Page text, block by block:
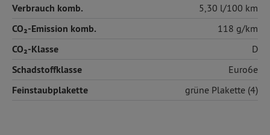
Verbrauch komb. 5,30 l/100 km
CO₂-Emission komb. 118 g/km
CO₂-Klasse D
Schadstoffklasse Euro6e
Feinstaubplakette grüne Plakette (4)